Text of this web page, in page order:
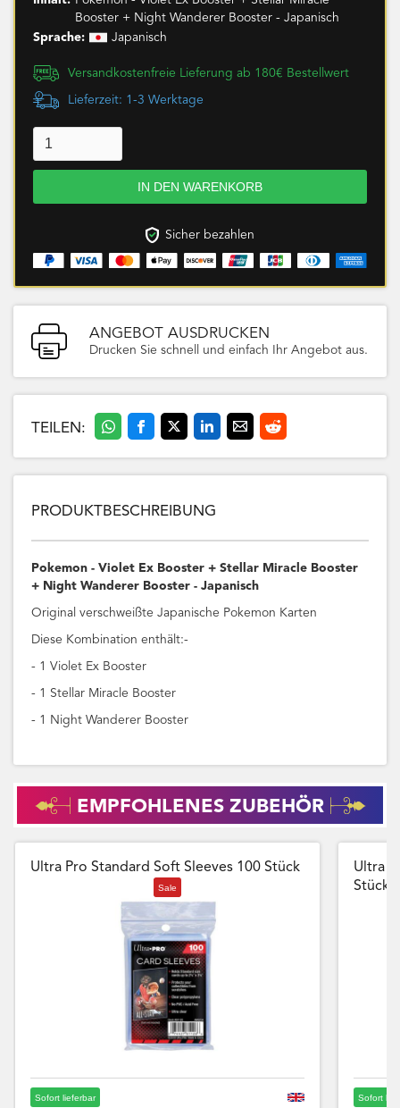
Booster + Night Wanderer Booster - Japanisch
Sprache:
Japanisch
Versandkostenfreie Lieferung ab 180€ Bestellwert
Lieferzeit: 1-3 Werktage
Sicher bezahlen
ANGEBOT AUSDRUCKEN
Drucken Sie schnell und einfach Ihr Angebot aus.
TEILEN:
PRODUKTBESCHREIBUNG
Pokemon - Violet Ex Booster + Stellar Miracle Booster
+ Night Wanderer Booster - Japanisch
Original verschweißte Japanische Pokemon Karten
Diese Kombination enthält:-
- 1 Violet Ex Booster
- 1 Stellar Miracle Booster
- 1 Night Wanderer Booster
EMPFOHLENES ZUBEHÖR
Ultra Pro Standard Soft Sleeves 100 Stück
Sale
Sofort lieferbar
Ultra
Stück
Sofort